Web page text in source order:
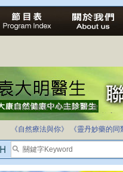
自家教育合法化-推動多元化教育
《自然療法與你》 《靈丹妙藥的同